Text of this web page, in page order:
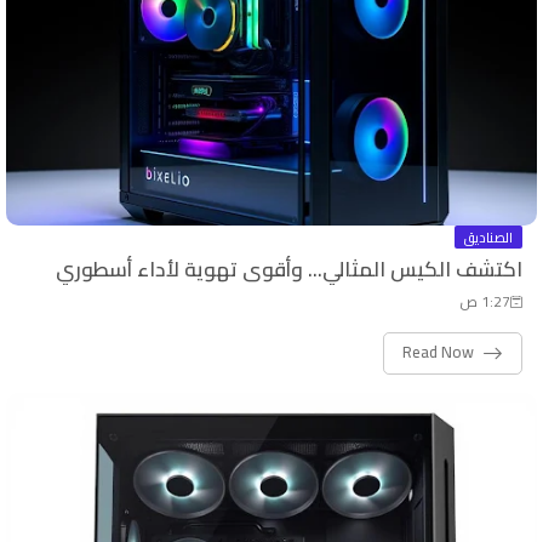
الصناديق
اكتشف الكيس المثالي... وأقوى تهوية لأداء أسطوري
1:27 ص
Read Now